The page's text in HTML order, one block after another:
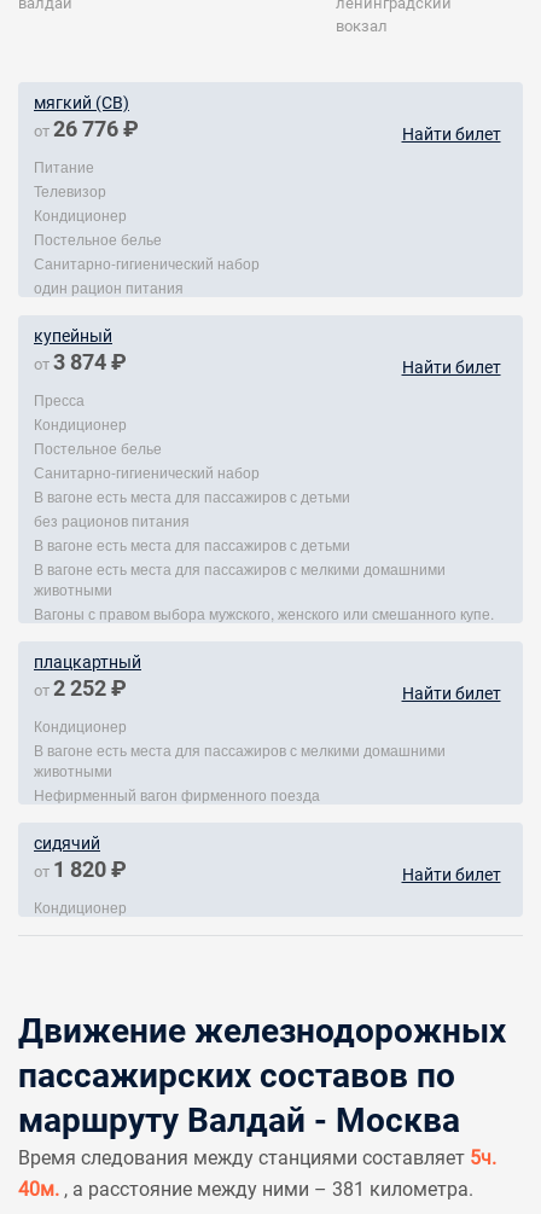
вокзал
мягкий (СВ)
от 26 776 ₽ Найти билет
Питание
Телевизор
Кондиционер
Постельное белье
Санитарно-гигиенический набор
один рацион питания
купейный
от 3 874 ₽ Найти билет
Пресса
Кондиционер
Постельное белье
Санитарно-гигиенический набор
В вагоне есть места для пассажиров с детьми
без рационов питания
В вагоне есть места для пассажиров с детьми
В вагоне есть места для пассажиров с мелкими домашними
животными
Вагоны с правом выбора мужского, женского или смешанного купе.
плацкартный
от 2 252 ₽ Найти билет
Кондиционер
В вагоне есть места для пассажиров с мелкими домашними
животными
Нефирменный вагон фирменного поезда
сидячий
от 1 820 ₽ Найти билет
Кондиционер
Движение железнодорожных
пассажирских составов по
маршруту Валдай - Москва
Время следования между станциями составляет 5ч.
40м. , а расстояние между ними – 381 километра.